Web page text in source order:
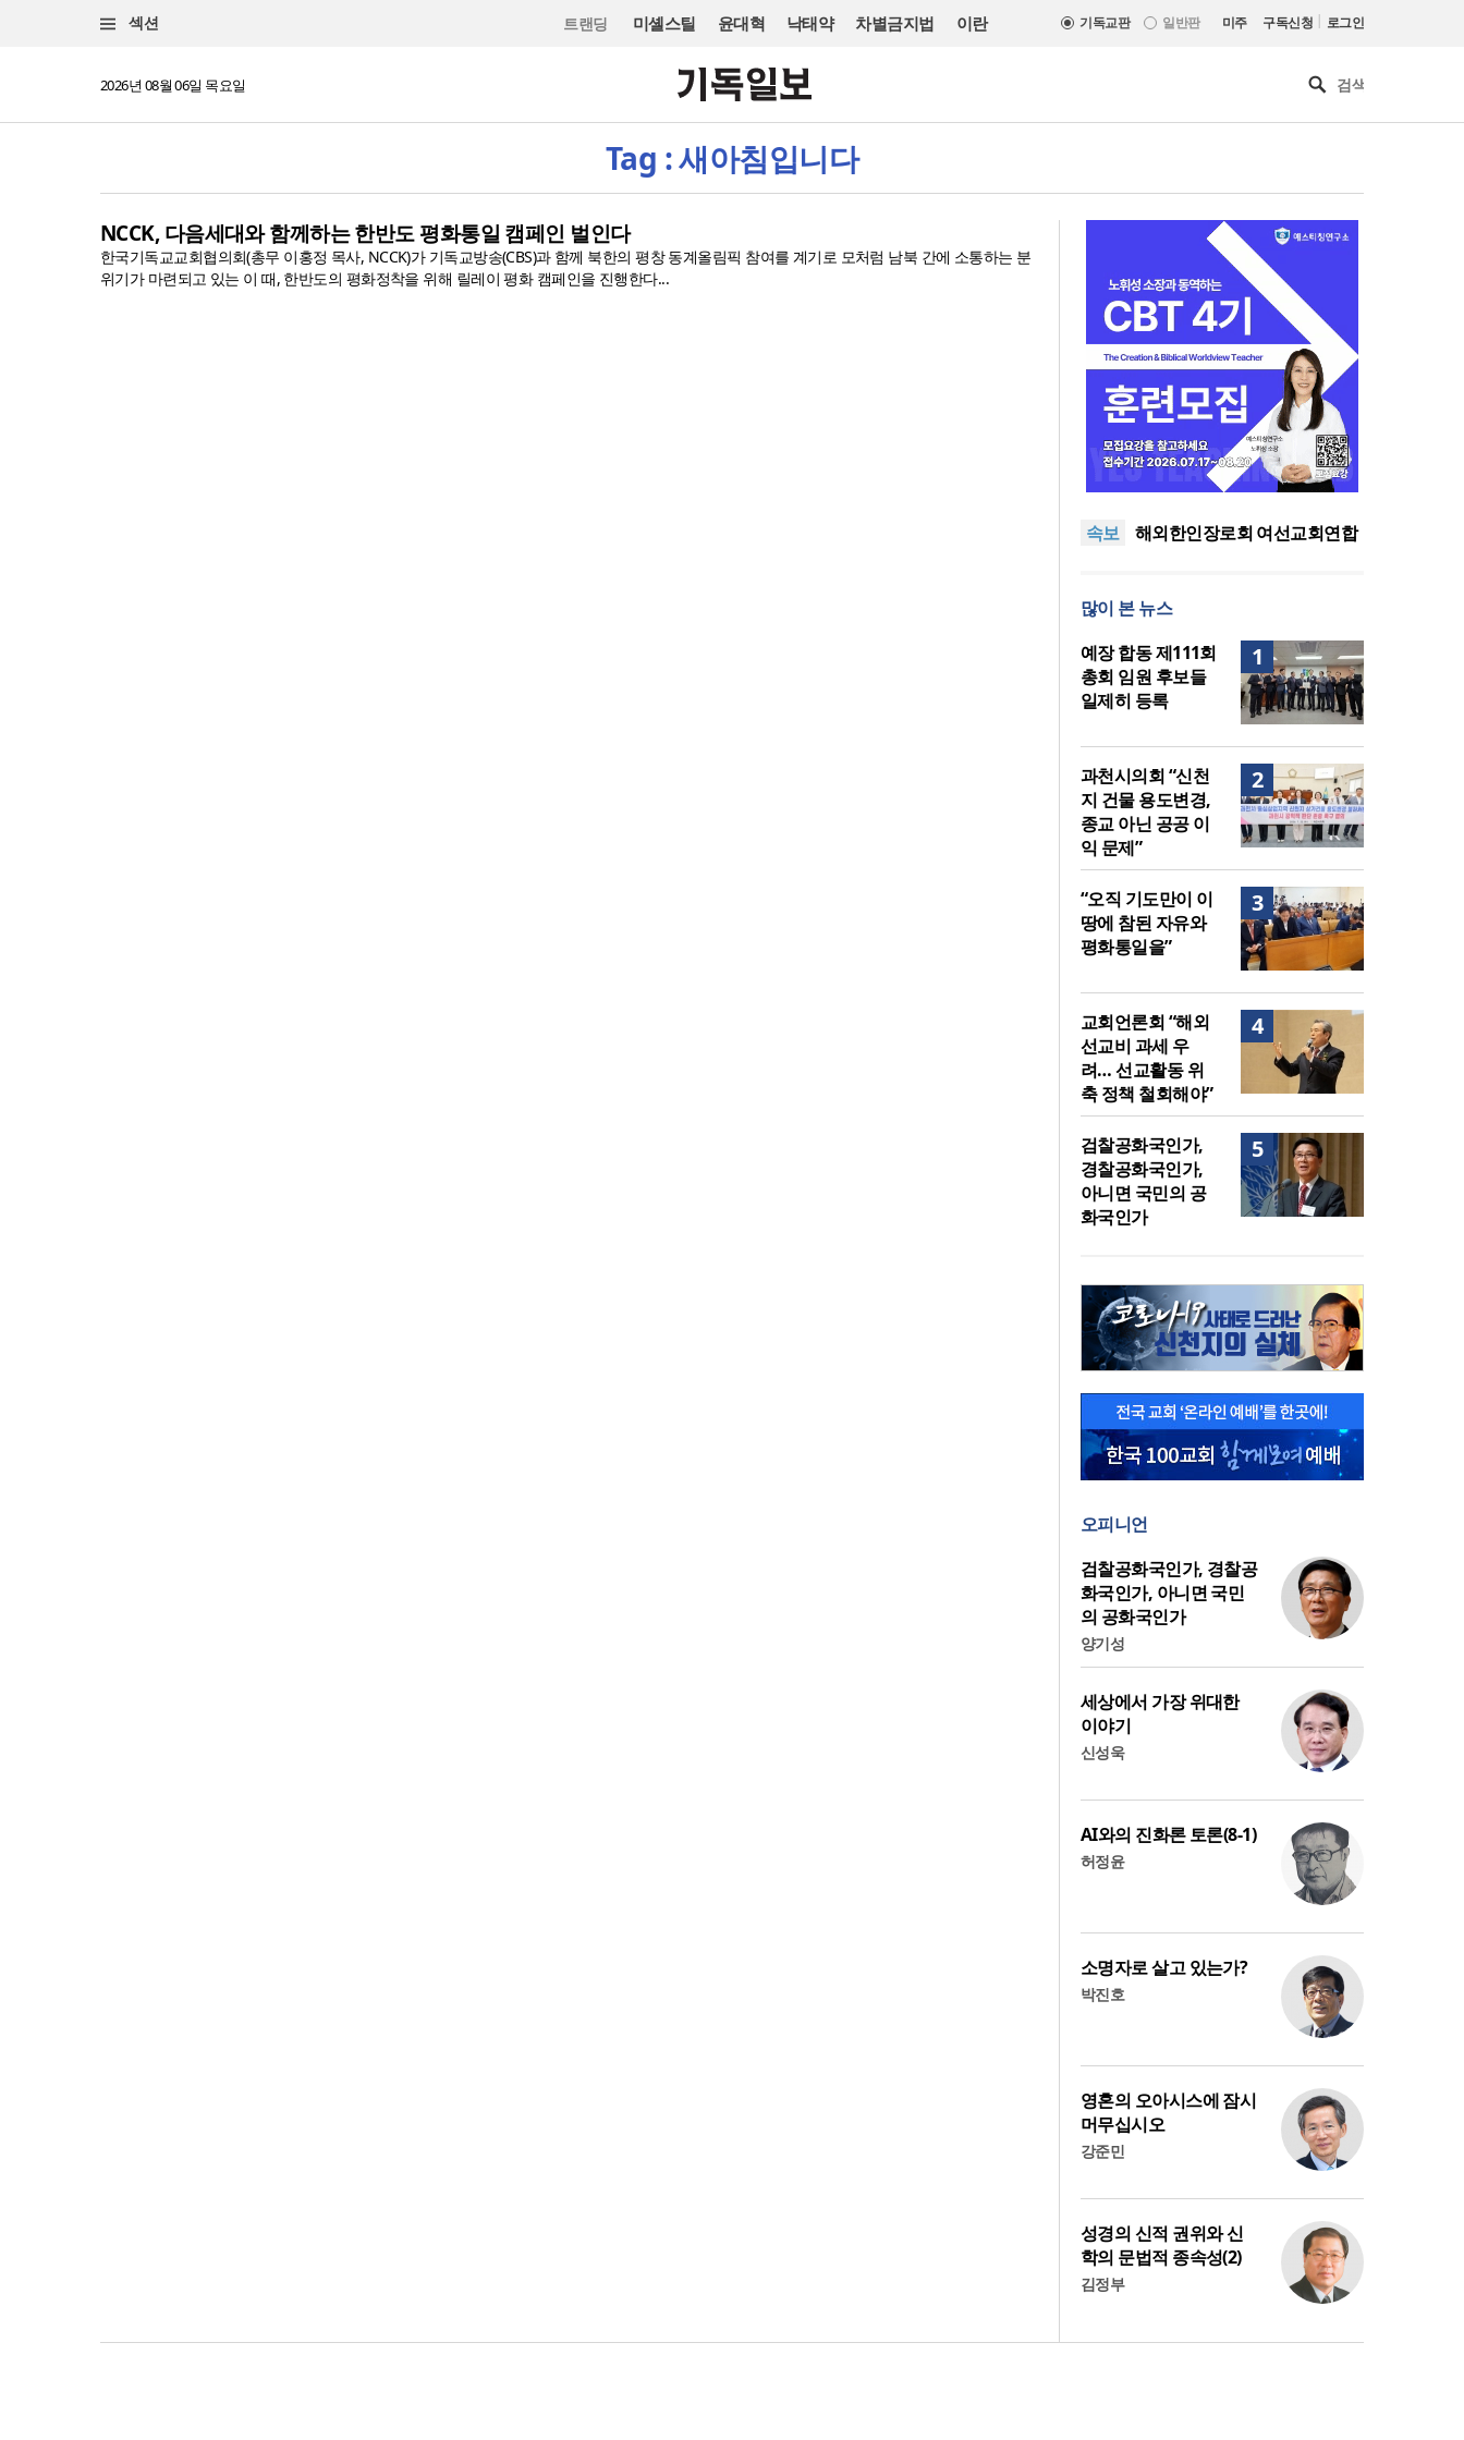
섹션 트랜딩 미셸스틸 윤대혁 낙태약 차별금지법 이란 기독교판 일반판 미주 구독신청 | 로그인
2026년 08월 06일 목요일
Tag : 새아침입니다
NCCK, 다음세대와 함께하는 한반도 평화통일 캠페인 벌인다
한국기독교교회협의회(총무 이홍정 목사, NCCK)가 기독교방송(CBS)과 함께 북한의 평창 동계올림픽 참여를 계기로 모처럼 남북 간에 소통하는 분
위기가 마련되고 있는 이 때, 한반도의 평화정착을 위해 릴레이 평화 캠페인을 진행한다...
속보
“오직 기도만이 이 땅에 참된 자
월 19일까지 이어져
해외한인장로회 여선교회연합
가, 아니면 국민의 공화국인가
“오직 기도만이 이 땅에 참된 자
유와 평화통일을”
미주 OC대각성 새벽기도회, 8
월 19일까지 이어져
많이 본 뉴스
1
예장 합동 제111회
총회 임원 후보들
일제히 등록
2
과천시의회 “신천
지 건물 용도변경,
종교 아닌 공공 이
익 문제”
3
“오직 기도만이 이
땅에 참된 자유와
평화통일을”
4
교회언론회 “해외
선교비 과세 우
려… 선교활동 위
축 정책 철회해야”
5
검찰공화국인가,
경찰공화국인가,
아니면 국민의 공
화국인가
오피니언
검찰공화국인가, 경찰공
화국인가, 아니면 국민
의 공화국인가
양기성
세상에서 가장 위대한
이야기
신성욱
AI와의 진화론 토론(8-1)
허정윤
소명자로 살고 있는가?
박진호
영혼의 오아시스에 잠시
머무십시오
강준민
성경의 신적 권위와 신
학의 문법적 종속성(2)
김정부